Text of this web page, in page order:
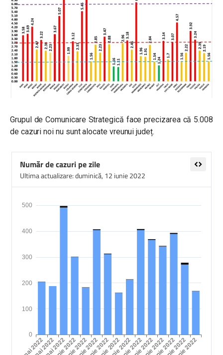
Grupul de Comunicare Strategică face precizarea că 5.008
de cazuri noi nu sunt alocate vreunui județ.